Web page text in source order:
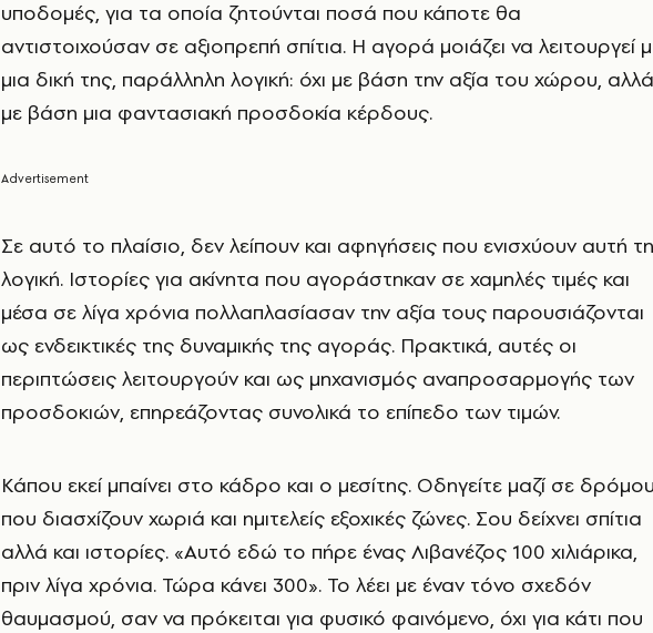
υποδομές, για τα οποία ζητούνται ποσά που κάποτε θα
αντιστοιχούσαν σε αξιοπρεπή σπίτια. Η αγορά μοιάζει να λειτουργεί
μια δική της, παράλληλη λογική: όχι με βάση την αξία του χώρου, αλλά
με βάση μια φαντασιακή προσδοκία κέρδους.
Σε αυτό το πλαίσιο, δεν λείπουν και αφηγήσεις που ενισχύουν αυτή τη
λογική. Ιστορίες για ακίνητα που αγοράστηκαν σε χαμηλές τιμές και
μέσα σε λίγα χρόνια πολλαπλασίασαν την αξία τους παρουσιάζονται
ως ενδεικτικές της δυναμικής της αγοράς. Πρακτικά, αυτές οι
περιπτώσεις λειτουργούν και ως μηχανισμός αναπροσαρμογής των
προσδοκιών, επηρεάζοντας συνολικά το επίπεδο των τιμών.
Κάπου εκεί μπαίνει στο κάδρο και ο μεσίτης. Οδηγείτε μαζί σε
που διασχίζουν χωριά και ημιτελείς εξοχικές ζώνες. Σου δείχνει σπίτια
αλλά και ιστορίες. «Αυτό εδώ το πήρε ένας Λιβανέζος 100 χιλιάρικα,
πριν λίγα χρόνια. Τώρα κάνει 300». Το λέει με έναν τόνο σχεδόν
θαυμασμού, σαν να πρόκειται για φυσικό φαινόμενο, όχι για κάτι που